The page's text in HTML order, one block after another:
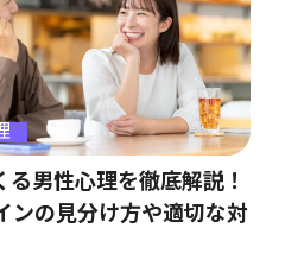
る男性心理を徹底解説！
ンの見分け方や適切な対